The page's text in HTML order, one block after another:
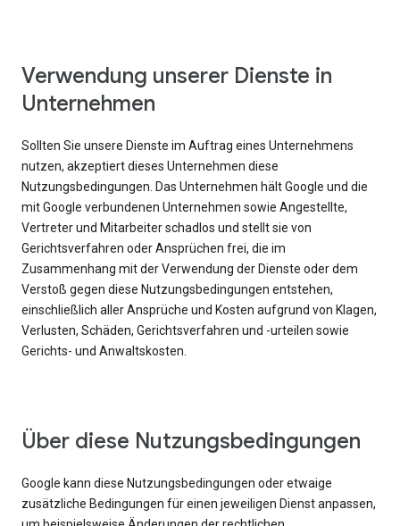
Verwendung unserer Dienste in
Unternehmen
Sollten Sie unsere Dienste im Auftrag eines Unternehmens
nutzen, akzeptiert dieses Unternehmen diese
Nutzungsbedingungen. Das Unternehmen hält Google und die
mit Google verbundenen Unternehmen sowie Angestellte,
Vertreter und Mitarbeiter schadlos und stellt sie von
Gerichtsverfahren oder Ansprüchen frei, die im
Zusammenhang mit der Verwendung der Dienste oder dem
Verstoß gegen diese Nutzungsbedingungen entstehen,
einschließlich aller Ansprüche und Kosten aufgrund von Klagen,
Verlusten, Schäden, Gerichtsverfahren und -urteilen sowie
Gerichts- und Anwaltskosten.
Über diese Nutzungsbedingungen
Google kann diese Nutzungsbedingungen oder etwaige
zusätzliche Bedingungen für einen jeweiligen Dienst anpassen,